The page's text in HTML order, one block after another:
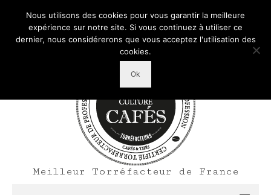
Mon Compte Votre panier d'achats 0,00
Rechercher
Meilleur Torréfacteur de France
Nous utilisons des cookies pour vous garantir la meilleure
expérience sur notre site. Si vous continuez à utiliser ce
dernier, nous considérerons que vous acceptez l'utilisation des
cookies.
Ok